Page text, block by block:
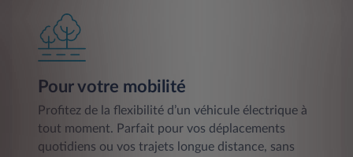
Pour votre mobilité
Profitez de la flexibilité d’un véhicule électrique à
tout moment. Parfait pour vos déplacements
quotidiens ou vos trajets longue distance, sans